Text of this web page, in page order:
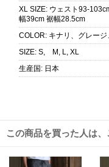
XL SIZE: ウェスト93-
幅39cm 裾幅28.5cm
COLOR: キナリ、グレー
SIZE: S, M, L, XL
生産国 : 日本
この商品を買った人は